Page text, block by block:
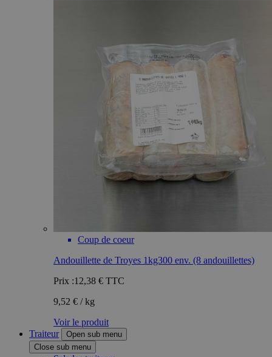
Coup de coeur
Andouillette de Troyes 1kg300 env. (8 andouillettes)
Prix :12,38 € TTC
9,52 € / kg
Voir le produit
Traiteur
Open sub menu
Close sub menu